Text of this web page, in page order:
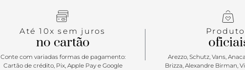
Até 10x sem juros
no cartão
Conte com variadas formas de pagamento:
Cartão de crédito, Pix, Apple Pay e Google
Arezzo, Schutz, Vans,
Brizza, Alexandre Birman,